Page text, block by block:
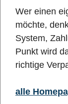
Wer einen
möchte,
System,
Punkt wird
richtige
alle